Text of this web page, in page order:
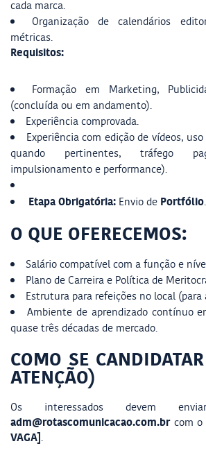
cada marca.
Organização de calendários
métricas.
Requisitos:
Formação em Marketing,
(concluída ou em andamento).
Experiência comprovada.
Experiência com edição de vídeos,
quando pertinentes, tráfego
impulsionamento e performance).
Etapa Obrigatória: Envio de Portfólio.
O QUE OFERECEMOS:
Salário compatível com a função e
Plano de Carreira e Política de
Estrutura para refeições no local
Ambiente de aprendizado contínuo
quase três décadas de mercado.
COMO SE
ATENÇÃO)
Os interessados devem
adm@rotascomunicacao.com.brcom o
VAGA].